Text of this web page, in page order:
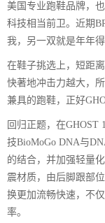
美国专业跑鞋品牌，
科技相当前卫。近期
我，另一双就是年年得
在鞋子挑选上，短距
快著地冲击力越大，
兼具的跑鞋，正好
回归正题，在
技BioMoGo DNA与
的结合，并加强轻量
震材质，由后脚跟部
换更加流畅快速，不
率。